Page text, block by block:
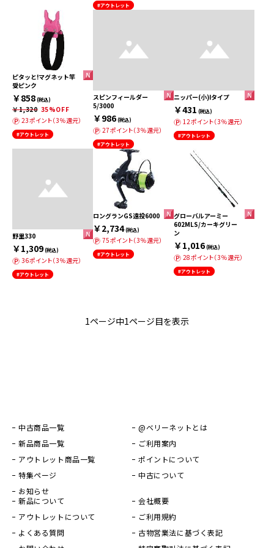
#アウトレット
ピタッと!マグネット竿
受ピンク
￥858(税込)
￥1,320 35%OFF
23ポイント（3％還元）
#アウトレット
スピンフィールダー
5/3000
￥986(税込)
27ポイント（3％還元）
#アウトレット
ニッパー(小)Iタイプ
￥431 (税込)
12ポイント（3％還元）
#アウトレット
野里330
￥1,309(税込)
36ポイント（3％還元）
#アウトレット
ロングランGS遠投6000
￥2,734(税込)
75ポイント（3％還元）
#アウトレット
グローバルアーミー
602MLS/カーキグリー
ン
￥1,016(税込)
28ポイント（3％還元）
#アウトレット
1ページ中1ページ目を表示
中古商品一覧
新品商品一覧
アウトレット商品一覧
特集ページ
お知らせ
@ベリーネットとは
ご利用案内
ポイントについて
中古について
新品について
アウトレットについて
よくある質問
会社概要
ご利用規約
古物営業法に基づく表記